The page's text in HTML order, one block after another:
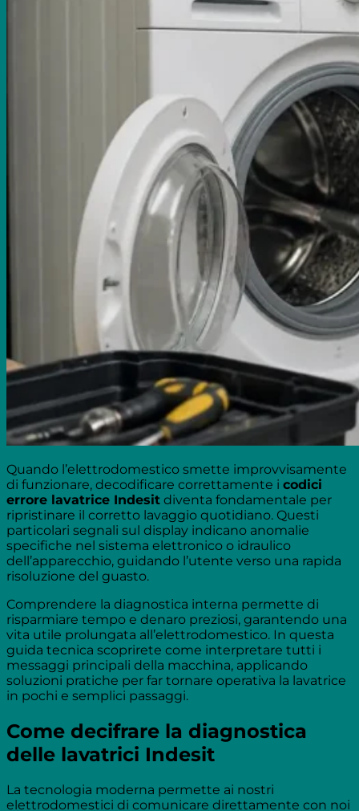
Quando l’elettrodomestico smette improvvisamente
di funzionare, decodificare correttamente i codici
errore lavatrice Indesit diventa fondamentale per
ripristinare il corretto lavaggio quotidiano. Questi
particolari segnali sul display indicano anomalie
specifiche nel sistema elettronico o idraulico
dell’apparecchio, guidando l’utente verso una rapida
risoluzione del guasto.
Comprendere la diagnostica interna permette di
risparmiare tempo e denaro preziosi, garantendo una
vita utile prolungata all’elettrodomestico. In questa
guida tecnica scoprirete come interpretare tutti i
messaggi principali della macchina, applicando
soluzioni pratiche per far tornare operativa la lavatrice
in pochi e semplici passaggi.
Come decifrare la diagnostica
delle lavatrici Indesit
La tecnologia moderna permette ai nostri
elettrodomestici di comunicare direttamente con noi